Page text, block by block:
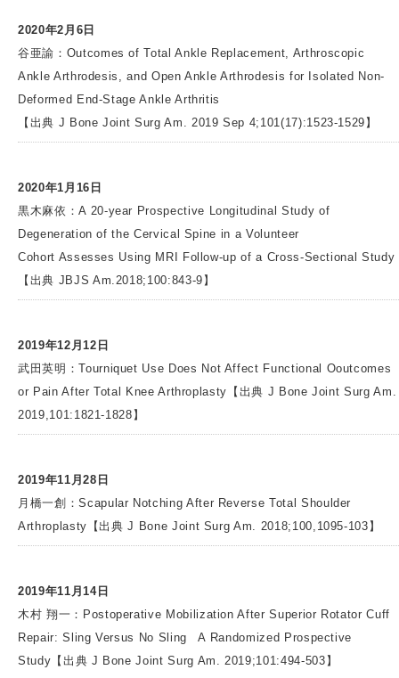
2020年2月6日
谷亜諭：Outcomes of Total Ankle Replacement, Arthroscopic
Ankle Arthrodesis, and Open Ankle Arthrodesis for Isolated Non-
Deformed End-Stage Ankle Arthritis
【出典 J Bone Joint Surg Am. 2019 Sep 4;101(17):1523-1529】
2020年1月16日
黒木麻依：A 20-year Prospective Longitudinal Study of
Degeneration of the Cervical Spine in a Volunteer
Cohort Assesses Using MRI Follow-up of a Cross-Sectional Study
【出典 JBJS Am.2018;100:843-9】
2019年12月12日
武田英明：Tourniquet Use Does Not Affect Functional Ooutcomes
or Pain After Total Knee Arthroplasty【出典 J Bone Joint Surg Am.
2019,101:1821-1828】
2019年11月28日
月橋一創：Scapular Notching After Reverse Total Shoulder
Arthroplasty【出典 J Bone Joint Surg Am. 2018;100,1095-103】
2019年11月14日
木村 翔一：Postoperative Mobilization After Superior Rotator Cuff
Repair: Sling Versus No Sling A Randomized Prospective
Study【出典 J Bone Joint Surg Am. 2019;101:494-503】